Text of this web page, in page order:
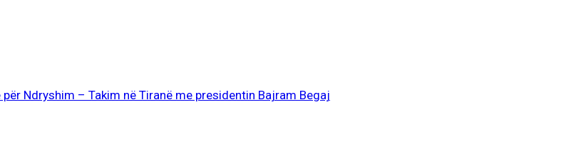
për Ndryshim – Takim në Tiranë me presidentin Bajram Begaj